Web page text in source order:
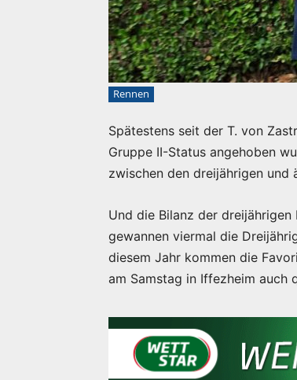
Rennen
Spätestens seit der T. von
Gruppe II-Status angehoben
zwischen den dreijährigen und
Und die Bilanz der dreijährigen
gewannen viermal die
diesem Jahr kommen die
am Samstag in Iffezheim auch